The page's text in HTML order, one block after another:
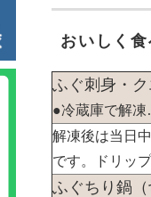
おいしく
ふぐ刺身・
●冷蔵庫で解
解凍後は当日
です。ドリッ
ふぐちり鍋